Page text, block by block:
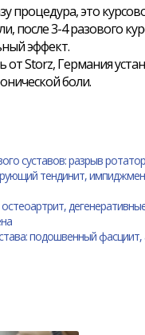
процедура, это
после 3-4 разового
эффект.
от Storz, Германия
боли.
суставов: разрыв
тендинит,
подошвенный